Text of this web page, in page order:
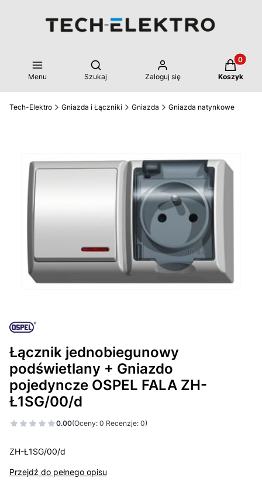
Menu
Otwórz wyszukiwarkę
Szukaj Zaloguj się Koszyk
Tech-Elektro Gniazda i Łączniki Gniazda Gniazda natynkowe
Łącznik jednobiegunowy
podświetlany + Gniazdo
pojedyncze OSPEL FALA ZH-
Ł1SG/00/d
0.00(Oceny: 0 Recenzje: 0)
ZH-Ł1SG/00/d
Przejdź do pełnego opisu